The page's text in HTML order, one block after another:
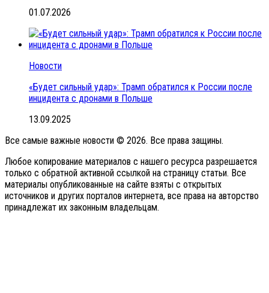
01.07.2026
Новости
«Будет сильный удар»: Трамп обратился к России после
инцидента с дронами в Польше
13.09.2025
Все самые важные новости © 2026. Все права защины.
Любое копирование материалов с нашего ресурса разрешается
только с обратной активной ссылкой на страницу статьи. Все
материалы опубликованные на сайте взяты с открытых
источников и других порталов интернета, все права на авторство
принадлежат их законным владельцам.